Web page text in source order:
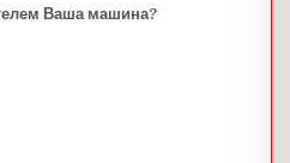
Ваша машина?